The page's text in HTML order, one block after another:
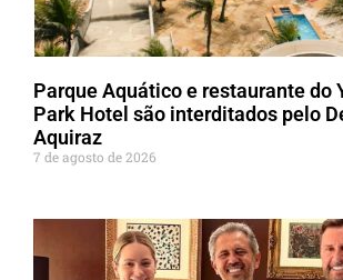
Parque Aquático e restaurante do
Park Hotel são interditados pelo
Aquiraz
7 de agosto de 2026